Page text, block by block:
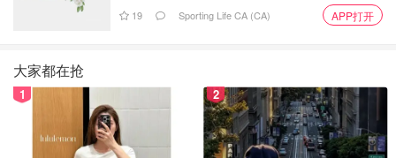
19 Sporting Life CA (CA) APP打开
大家都在抢
1 2